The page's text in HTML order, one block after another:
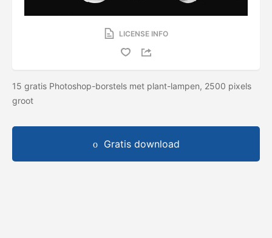
LICENSE INFO
15 gratis Photoshop-borstels met plant-lampen, 2500 pixels
groot
Gratis download